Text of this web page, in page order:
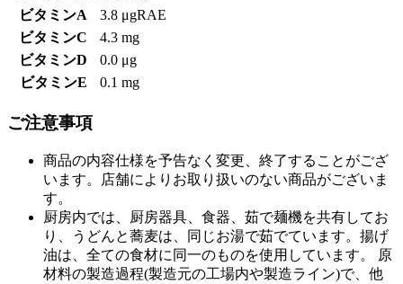
ビタミンA
3.8 μgRAE
ビタミンC
4.3 mg
ビタミンD
0.0 μg
ビタミンE
0.1 mg
ご注意事項
商品の内容仕様を予告なく変更、終了することがござ
います。店舗によりお取り扱いのない商品がございま
す。
厨房内では、厨房器具、食器、茹で麺機を共有してお
り、うどんと蕎麦は、同じお湯で茹でています。揚げ
油は、全ての食材に同一のものを使用しています。 原
材料の製造過程(製造元の工場内や製造ライン)で、他